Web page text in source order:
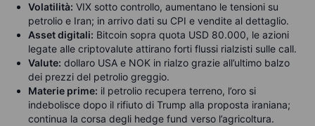
Volatilità: VIX sotto controllo, aumentano le tensioni su
petrolio e Iran; in arrivo dati su CPI e vendite al dettaglio.
Asset digitali: Bitcoin sopra quota USD 80.000, le azioni
legate alle criptovalute attirano forti flussi rialzisti sulle call.
Valute: dollaro USA e NOK in rialzo grazie all’ultimo balzo
dei prezzi del petrolio greggio.
Materie prime: il petrolio recupera terreno, l’oro si
indebolisce dopo il rifiuto di Trump alla proposta iraniana;
continua la corsa degli hedge fund verso l’agricoltura.